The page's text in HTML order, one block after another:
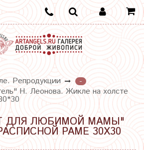
Репродукции
-
Н. Леонова. Жикле на холсте
ДЛЯ ЛЮБИМОЙ МАМЫ"
РАМЕ 30Х30